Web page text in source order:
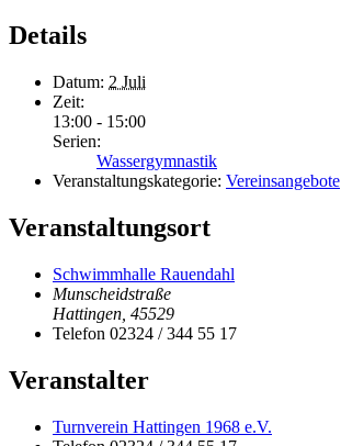
Details
Datum: 2 Juli
Zeit:
13:00 - 15:00
Serien:
Wassergymnastik
Veranstaltungskategorie: Vereinsangebote
Veranstaltungsort
Schwimmhalle Rauendahl
Munscheidstraße
Hattingen 45529
Telefon 02324 / 344 55 17
Veranstalter
Turnverein Hattingen 1968 e.V.